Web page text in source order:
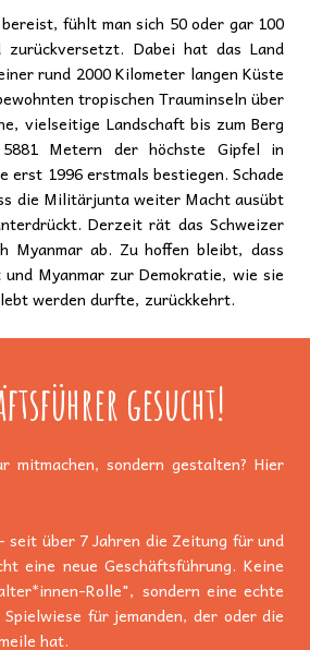
fühlt man sich 50 oder gar 100
zurückversetzt. Dabei hat das Land
rund 2000 Kilometer langen Küste
tropischen Trauminseln über
vielseitige Landschaft bis zum Berg
Metern der höchste Gipfel in
erst 1996 erstmals bestiegen. Schade
die Militärjunta weiter Macht ausübt
Derzeit rät das Schweizer
Myanmar ab. Zu hoffen bleibt, dass
Myanmar zur Demokratie, wie sie
werden durfte, zurückkehrt.
gesucht!
mitmachen, sondern gestalten? Hier
seit über 7 Jahren die Zeitung für und
eine neue Geschäftsführung. Keine
Rolle", sondern eine echte
für jemanden, der oder die
hat.